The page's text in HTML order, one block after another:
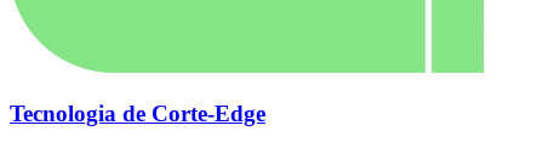
Tecnologia de Corte-Edge